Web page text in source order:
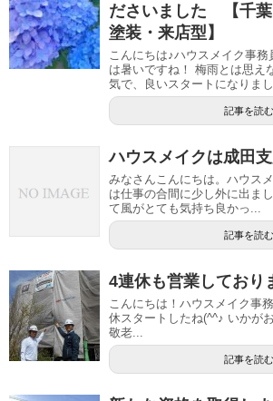
ださいました 【千葉
塗装・来店型】
こんにちは♪ハウスメイク事
は暑いですね！ 梅雨とは思え
気で、良いスタートになりまし
記事を読む
ハウスメイクは成田支
みなさんこんにちは。ハウス
は仕事の合間に少し外に出ま
て風がとても気持ち良かっ...
記事を読む
4連休も営業しており
こんにちは！ハウスメイク事
休スタートしたね(^^♪ いかが
敬老...
記事を読む